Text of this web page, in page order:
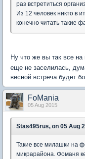
раз встретиться
Из 12 человек никто в
конечно читать такие
Ну что же вы так все на
еще не заселилась,
весной встреча будет
FoMania
05 Aug 2015
Stas495rus, on 05 Aug
Такие все милашки на
микрарайона. Фоманя